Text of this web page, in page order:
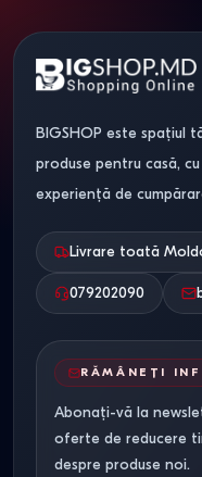
BIGSHOP este spațiul
produse pentru casă,
experiență de
Livrare toată
079202090
RĂMÂNEȚI
Abonați-vă la
oferte de reducere
despre produse noi.